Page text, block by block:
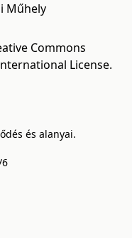
Műhely
Commons
License.
és alanyai.